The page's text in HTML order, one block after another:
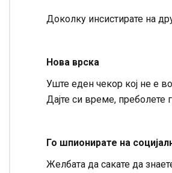
Доколку инсистирате на
Нова врска
Уште еден чекор кој не е
Дајте си време, преболете
Го шпионирате на
Желбата да сакате да